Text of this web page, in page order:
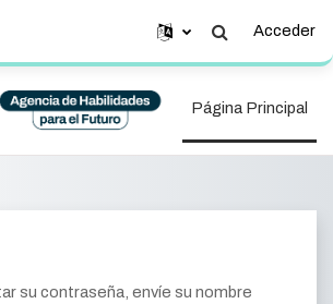
Selector de
Acceder
Página Principal
su contraseña, envíe su nombre